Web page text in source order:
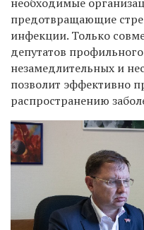
предотвращающие
инфекции. Только
депутатов
незамедлительных и
позволит эффективно
распространению